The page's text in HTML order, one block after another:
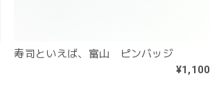
寿司といえば、富山 ピンバッジ
¥1,100